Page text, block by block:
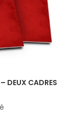
DEUX CADRES